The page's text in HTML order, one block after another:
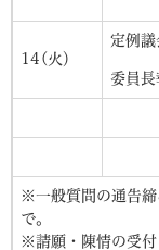
14(火）
定例
委員長
※一般質問の通告
で。
※請願・陳情の受